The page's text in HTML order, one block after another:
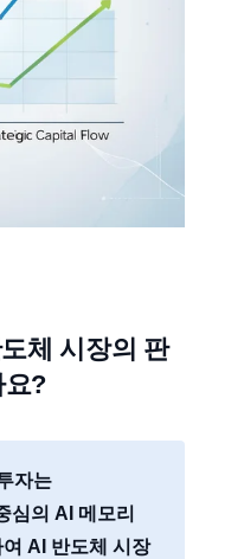
체 시장의 판
요?
자는
심의 AI 메모리
AI 반도체 시장